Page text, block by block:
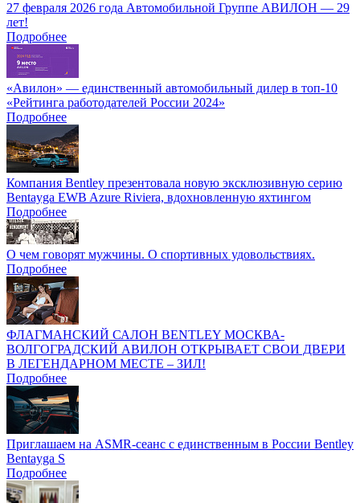
27 февраля 2026 года Автомобильной Группе АВИЛОН — 29
лет!
Подробнее
«Авилон» — единственный автомобильный дилер в топ-10
«Рейтинга работодателей России 2024»
Подробнее
Компания Bentley презентовала новую эксклюзивную серию
Bentayga EWB Azure Riviera, вдохновленную яхтингом
Подробнее
О чем говорят мужчины. О спортивных удовольствиях.
Подробнее
ФЛАГМАНСКИЙ САЛОН BENTLEY МОСКВА-
ВОЛГОГРАДСКИЙ АВИЛОН ОТКРЫВАЕТ СВОИ ДВЕРИ
В ЛЕГЕНДАРНОМ МЕСТЕ – ЗИЛ!
Подробнее
Приглашаем на ASMR-сеанс с единственным в России Bentley
Bentayga S
Подробнее